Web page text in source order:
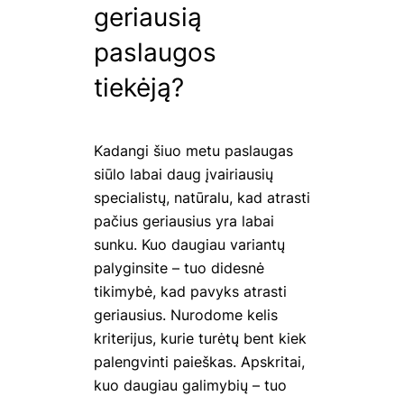
geriausią
paslaugos
tiekėją?
Kadangi šiuo metu paslaugas
siūlo labai daug įvairiausių
specialistų, natūralu, kad atrasti
pačius geriausius yra labai
sunku. Kuo daugiau variantų
palyginsite – tuo didesnė
tikimybė, kad pavyks atrasti
geriausius. Nurodome kelis
kriterijus, kurie turėtų bent kiek
palengvinti paieškas. Apskritai,
kuo daugiau galimybių – tuo